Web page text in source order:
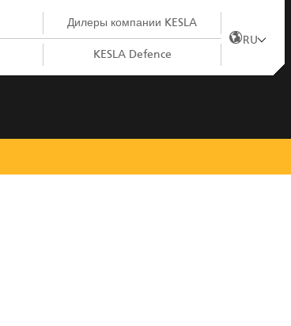
Дилеры компании KESLA
KESLA Defence
RU